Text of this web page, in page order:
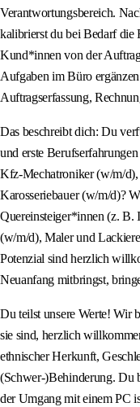
Verantwortungsbereich.
kalibrierst du bei Bedarf die
Kund*innen von der
Aufgaben im Büro
Auftragserfassung,
Das beschreibt dich: Du
und erste
Kfz-Mechatroniker (w/m/
Karosseriebauer (w/m/d)?
Quereinsteiger*innen (z. B.
(w/m/d), Maler und
Potenzial sind herzlich
Neuanfang mitbringst,
Du teilst unsere Werte! Wir
sie sind, herzlich
ethnischer Herkunft,
(Schwer-)Behinderung. Du
der Umgang mit einem PC